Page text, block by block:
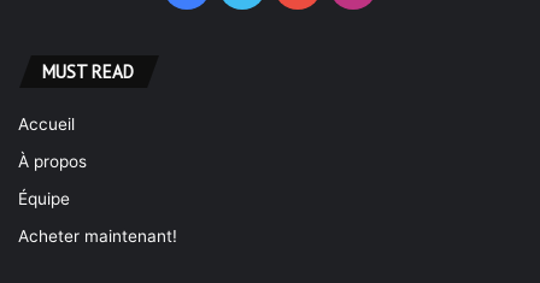
MUST READ
Accueil
À propos
Équipe
Acheter maintenant!